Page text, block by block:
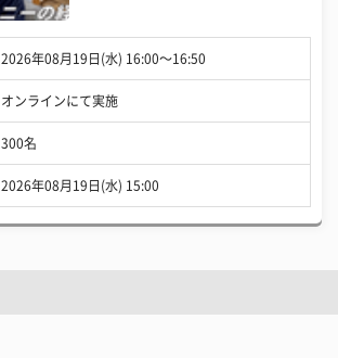
2026年08月19日(水) 16:00〜16:50
オンラインにて実施
300名
2026年08月19日(水) 15:00